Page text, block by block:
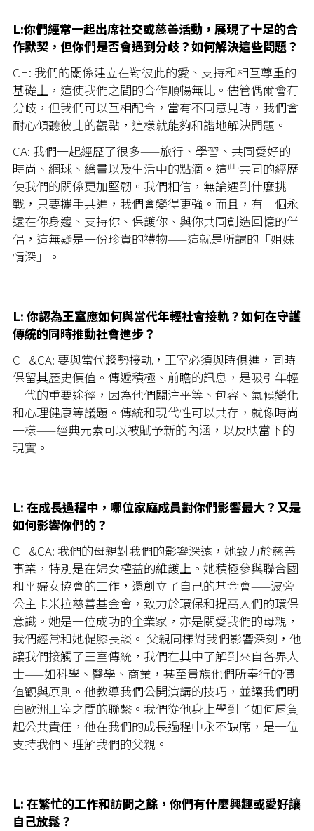
L:你們經常一起出席社交或慈善活動，展現了十足的合
作默契，但你們是否會遇到分歧？如何解決這些問題？
CH: 我們的關係建立在對彼此的愛、支持和相互尊重的
基礎上，這使我們之間的合作順暢無比。儘管偶爾會有
分歧，但我們可以互相配合，當有不同意見時，我們會
耐心傾聽彼此的觀點，這樣就能夠和諧地解決問題。
CA: 我們一起經歷了很多——旅行、學習、共同愛好的
時尚、網球、繪畫以及生活中的點滴。這些共同的經歷
使我們的關係更加堅韌。我們相信，無論遇到什麼挑
戰，只要攜手共進，我們會變得更強。而且，有一個永
遠在你身邊、支持你、保護你、與你共同創造回憶的伴
侶，這無疑是一份珍貴的禮物——這就是所謂的「姐妹
情深」。
L: 你認為王室應如何與當代年輕社會接軌？如何在守護
傳統的同時推動社會進步？
CH&CA: 要與當代趨勢接軌，王室必須與時俱進，同時
保留其歷史價值。傳遞積極、前瞻的訊息，是吸引年輕
一代的重要途徑，因為他們關注平等、包容、氣候變化
和心理健康等議題。傳統和現代性可以共存，就像時尚
一樣——經典元素可以被賦予新的內涵，以反映當下的
現實。
L: 在成長過程中，哪位家庭成員對你們影響最大？又是
如何影響你們的？
CH&CA: 我們的母親對我們的影響深遠，她致力於慈善
事業，特別是在婦女權益的維護上。她積極參與聯合國
和平婦女協會的工作，還創立了自己的基金會——波旁
公主卡米拉慈善基金會，致力於環保和提高人們的環保
意識。她是一位成功的企業家，亦是關愛我們的母親，
我們經常和她促膝長談。 父親同樣對我們影響深刻，他
讓我們接觸了王室傳統，我們在其中了解到來自各界人
士——如科學、醫學、商業，甚至貴族他們所奉行的價
值觀與原則。他教導我們公開演講的技巧，並讓我們明
白歐洲王室之間的聯繫。我們從他身上學到了如何肩負
起公共責任，他在我們的成長過程中永不缺席，是一位
支持我們、理解我們的父親。
L: 在繁忙的工作和訪問之餘，你們有什麼興趣或愛好讓
自己放鬆？